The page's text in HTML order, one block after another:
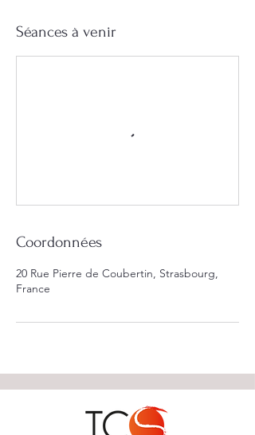
Séances à venir
Coordonnées
20 Rue Pierre de Coubertin, Strasbourg,
France